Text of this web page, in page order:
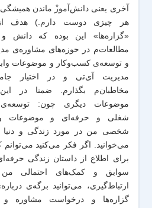
آخری یعنی دانش‌آموزْ ماندن همیشگی
هر چیزی دوست دارم.) هدف از
«گزاره‌ها» این بوده که دانش
مطالعات‌م در حوزه‌های مشاوره‌ی
و توسعه‌ی کسب‌وکار و موضوعات
مدیریت آی‌تی و در اختیار
مخاطبان‌م بگذارم. ضمنا در
موضوعات دیگری چون: توسعه‌ی
شغلی و حرفه‌ای و موضوعات و
شخصی من در مورد زندگی و دنیا
می‌خوانید. اگر فکر می‌کنید می‌توانم
برای اطلاع از داستان زندگی
سوابق و کمک‌های احتمالی
ارتباط‌گیری، می‌توانید برگه‌ی
گزاره‌ها و درخواست مشاوره و